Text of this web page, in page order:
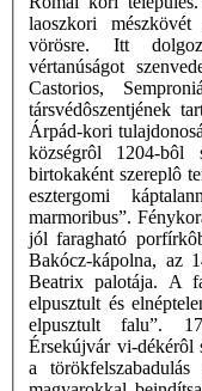
laoszkori
vörösre. Itt
vértanúságot
Castorios,
társvédôszentjének
Árpád-kori
községrôl 1204-
birtokaként szereplô
esztergomi
marmoribus”.
jól faragható
Bakócz-kápolna, az
Beatrix palotája. A
elpusztult és
elpusztult falu”.
Érsekújvár vi-dékérôl
a